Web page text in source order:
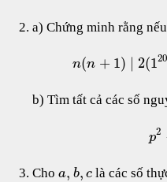
a) Chứng minh rằng
n(n + 1) ∣ 2(1
b) Tìm tất cả các số
p2
Choa, b, clà các số